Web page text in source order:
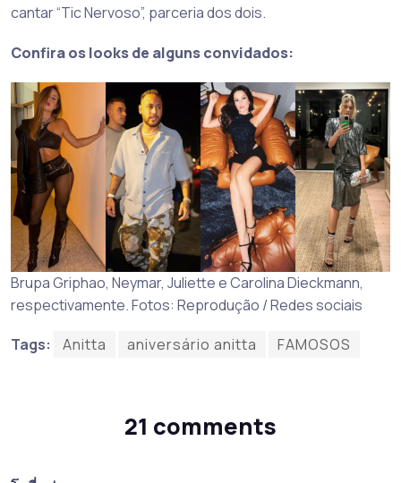
cantar “Tic Nervoso”, parceria dos dois.
Confira os looks de alguns convidados:
Brupa Griphao, Neymar, Juliette e Carolina Dieckmann,
respectivamente. Fotos: Reprodução / Redes sociais
Tags:
Anitta aniversário anitta FAMOSOS
21 comments